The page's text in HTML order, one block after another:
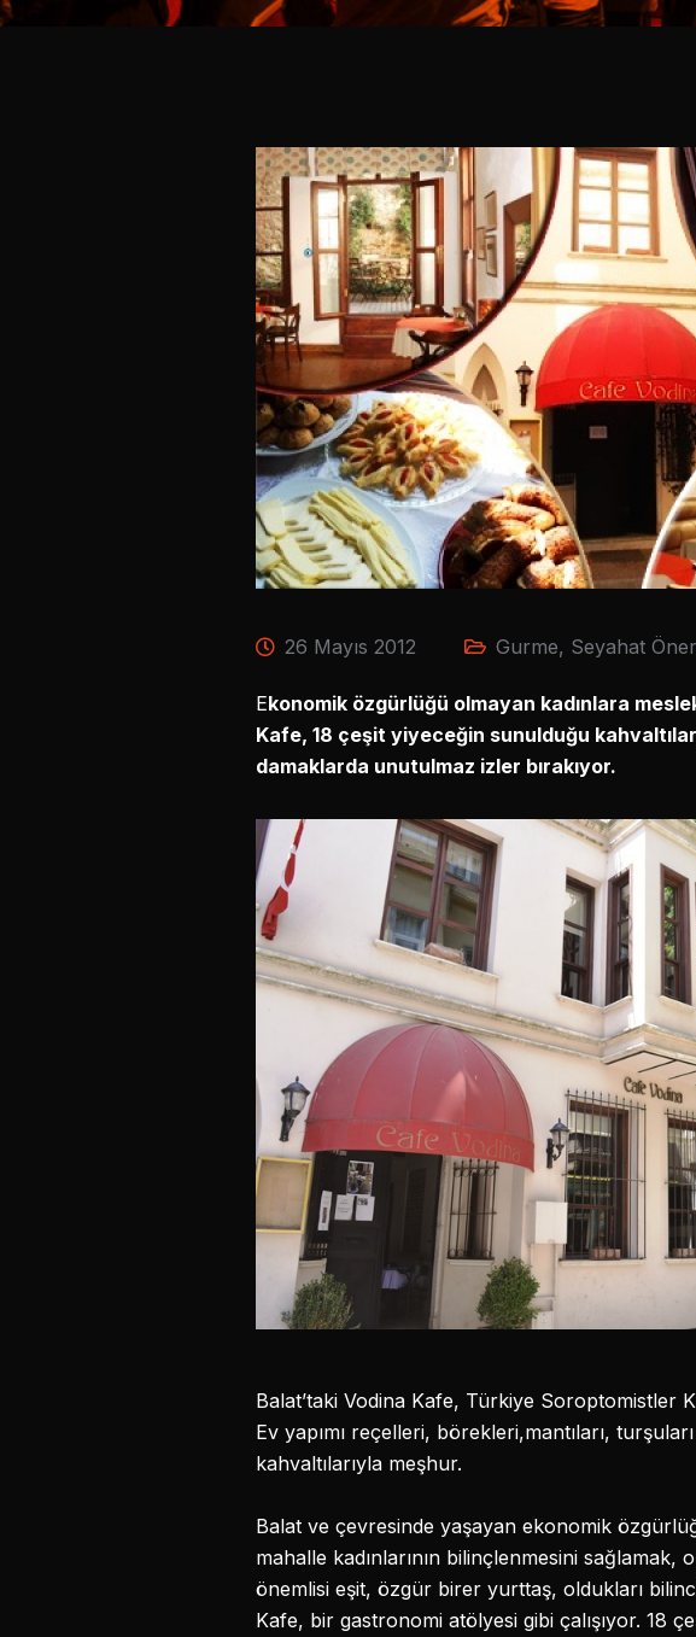
26 Mayıs 2012 Gurme, Seyahat
Ekonomik özgürlüğü olmayan kadınlara
Kafe, 18 çeşit yiyeceğin sunulduğu
damaklarda unutulmaz izler bırakıyor.
Balat’taki Vodina Kafe, Türkiye Soroptomistler
Ev yapımı reçelleri, börekleri,mantıları,
kahvaltılarıyla meşhur.
Balat ve çevresinde yaşayan ekonomik
mahalle kadınlarının bilinçlenmesini
önemlisi eşit, özgür birer yurttaş, oldukları
Kafe, bir gastronomi atölyesi gibi çalışıyor. 18